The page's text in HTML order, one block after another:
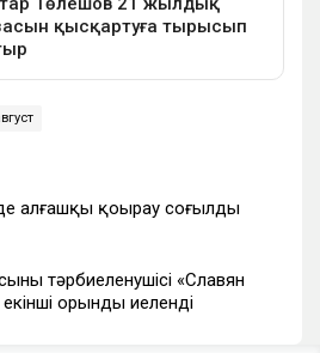
алғашқы қоңырау соғылды
тәрбиеленушісі «Славян
орынды иеленді